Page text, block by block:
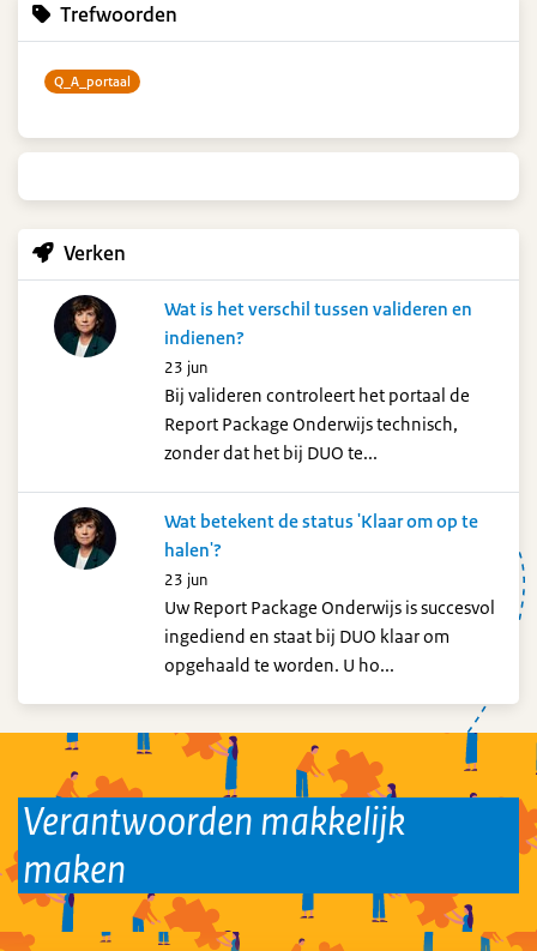
Trefwoorden
Q_A_portaal
Verken
Wat is het verschil tussen valideren en
indienen?
23 jun
Bij valideren controleert het portaal de
Report Package Onderwijs technisch,
zonder dat het bij DUO te...
Wat betekent de status 'Klaar om op te
halen'?
23 jun
Uw Report Package Onderwijs is succesvol
ingediend en staat bij DUO klaar om
opgehaald te worden. U ho...
Verantwoorden makkelijk
maken